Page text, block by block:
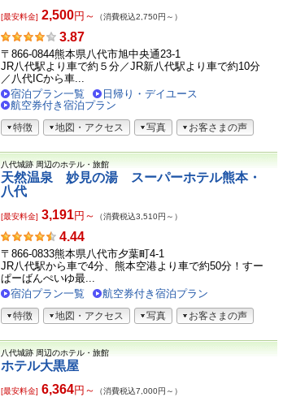
[最安料金] 2,500円～ （消費税込2,750円～）
お
客
さ
ま
の
声
3.87
〒866-0844熊本県八代市旭中央通23-1
JR八代駅より車で約５分／JR新八代駅より車で約10分
／八代ICから車...
宿泊プラン一覧
日帰り・デイユース
航空券付き宿泊プラン
特徴 地図・アクセス 写真 お客さまの声
八代城跡 周辺のホテル・旅館
天然温泉 妙見の湯 スーパーホテル熊本・
八代
[最安料金] 3,191円～ （消費税込3,510円～）
お
客
さ
ま
の
声
4.44
〒866-0833熊本県八代市夕葉町4-1
JR八代駅から車で4分、熊本空港より車で約50分！すー
ぱーばんぺいゆ最...
宿泊プラン一覧
航空券付き宿泊プラン
特徴 地図・アクセス 写真 お客さまの声
八代城跡 周辺のホテル・旅館
ホテル大黒屋
[最安料金] 6,364円～ （消費税込7,000円～）